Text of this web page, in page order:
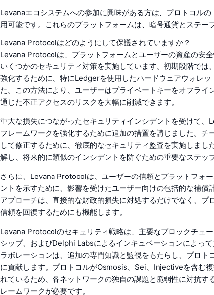
Levanaエコシステムへの参加に興味がある方は、プロトコル
用可能です。これらのプラットフォームは、暗号通貨とステー
Levana Protocolはどのようにして保護されていますか？
Levana Protocolは、プラットフォームとユーザーの資産の安全
いくつかのセキュリティ対策を実施しています。初期段階では
強化するために、特にLedgerを使用したハードウェアウォレッ
た。この方法により、ユーザーはプライベートキーをオフライ
通じた不正アクセスのリスクを大幅に削減できます。
重大な損失につながったセキュリティインシデントを受けて、
フレームワークを強化するために追加の措置を講じました。チ
して修正するために、徹底的なセキュリティ監査を実施しまし
解し、将来的に類似のインシデントを防ぐための重要なステップ
さらに、Levana Protocolは、ユーザーの信頼とプラットフォ
ントを示すために、影響を受けたユーザー向けの包括的な補償
アプローチは、直接的な財政的損失に対処するだけでなく、プ
信頼を回復するためにも機能します。
Levana Protocolのセキュリティ戦略は、主要なブロックチェ
シップ、およびDelphi Labsによるインキュベーションによっ
ラボレーションは、追加の専門知識と監視をもたらし、プロト
に貢献します。プロトコルがOsmosis、Sei、Injectiveを含む
れているため、各ネットワークの独自の課題と脆弱性に対抗す
レームワークが必要です。